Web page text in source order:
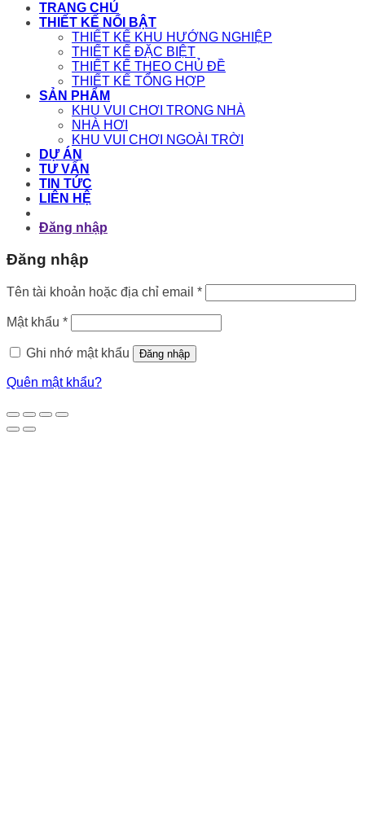
TRANG CHỦ
THIẾT KẾ NỔI BẬT
THIẾT KẾ KHU HƯỚNG NGHIỆP
THIẾT KẾ ĐẶC BIỆT
THIẾT KẾ THEO CHỦ ĐỀ
THIẾT KẾ TỔNG HỢP
SẢN PHẨM
KHU VUI CHƠI TRONG NHÀ
NHÀ HƠI
KHU VUI CHƠI NGOÀI TRỜI
DỰ ÁN
TƯ VẤN
TIN TỨC
LIÊN HỆ
Đăng nhập
Đăng nhập
Tên tài khoản hoặc địa chỉ email *Bắt
buộc
Mật khẩu *Bắt
buộc
Ghi nhớ mật khẩu
Đăng nhập
Quên mật khẩu?